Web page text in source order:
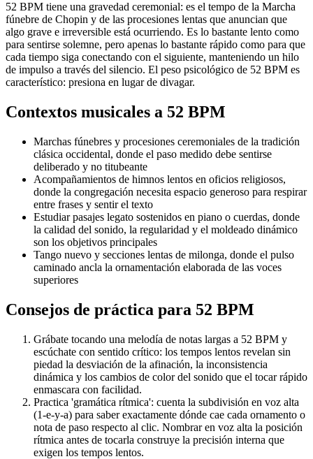
52 BPM tiene una gravedad ceremonial: es el tempo de la Marcha
fúnebre de Chopin y de las procesiones lentas que anuncian que
algo grave e irreversible está ocurriendo. Es lo bastante lento como
para sentirse solemne, pero apenas lo bastante rápido como para que
cada tiempo siga conectando con el siguiente, manteniendo un hilo
de impulso a través del silencio. El peso psicológico de 52 BPM es
característico: presiona en lugar de divagar.
Contextos musicales a 52 BPM
Marchas fúnebres y procesiones ceremoniales de la tradición
clásica occidental, donde el paso medido debe sentirse
deliberado y no titubeante
Acompañamientos de himnos lentos en oficios religiosos,
donde la congregación necesita espacio generoso para respirar
entre frases y sentir el texto
Estudiar pasajes legato sostenidos en piano o cuerdas, donde
la calidad del sonido, la regularidad y el moldeado dinámico
son los objetivos principales
Tango nuevo y secciones lentas de milonga, donde el pulso
caminado ancla la ornamentación elaborada de las voces
superiores
Consejos de práctica para 52 BPM
Grábate tocando una melodía de notas largas a 52 BPM y
escúchate con sentido crítico: los tempos lentos revelan sin
piedad la desviación de la afinación, la inconsistencia
dinámica y los cambios de color del sonido que el tocar rápido
enmascara con facilidad.
Practica 'gramática rítmica': cuenta la subdivisión en voz alta
(1-e-y-a) para saber exactamente dónde cae cada ornamento o
nota de paso respecto al clic. Nombrar en voz alta la posición
rítmica antes de tocarla construye la precisión interna que
exigen los tempos lentos.